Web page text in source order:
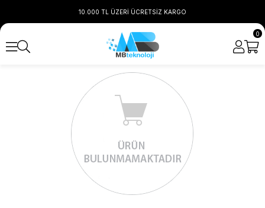
10.000 TL ÜZERİ ÜCRETSİZ KARGO
0